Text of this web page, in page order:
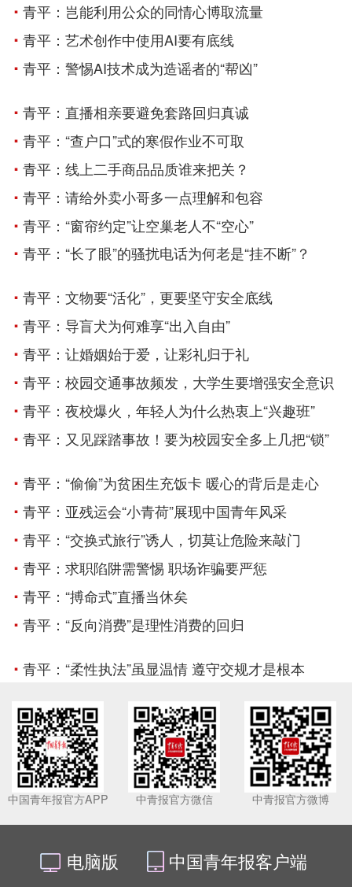
青平：岂能利用公众的同情心博取流量
青平：​艺术创作中使用AI要有底线
青平：警惕AI技术成为造谣者的“帮凶”
青平：直播相亲要避免套路回归真诚
青平：“查户口”式的寒假作业不可取
青平：​线上二手商品品质谁来把关？
青平：请给外卖小哥多一点理解和包容
青平：“窗帘约定”让空巢老人不“空心”
青平：“长了眼”的骚扰电话为何老是“挂不断”？
青平：文物要“活化”，更要坚守安全底线
青平：导盲犬为何难享“出入自由”
青平：让婚姻始于爱，让彩礼归于礼
青平：校园交通事故频发，大学生要增强安全意识
青平：夜校爆火，年轻人为什么热衷上“兴趣班”
青平：又见踩踏事故！要为校园安全多上几把“锁”
青平：“偷偷”为贫困生充饭卡 暖心的背后是走心
青平：亚残运会“小青荷”展现中国青年风采
青平：“交换式旅行”诱人，切莫让危险来敲门
青平：求职陷阱需警惕 职场诈骗要严惩
青平：“搏命式”直播当休矣
青平：“反向消费”是理性消费的回归
青平：“柔性执法”虽显温情 遵守交规才是根本
中国青年报官方APP 中青报官方微信 中青报官方微博
电脑版 中国青年报客户端